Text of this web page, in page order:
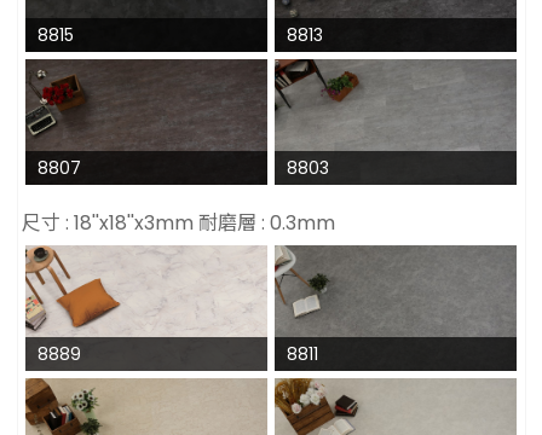
8815 8813
8807 8803
尺寸 : 18''x18''x3mm 耐磨層 : 0.3mm
8889 8811